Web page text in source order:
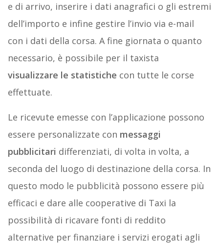
e di arrivo, inserire i dati anagrafici o gli estremi
dell’importo e infine gestire l’invio via e-mail
con i dati della corsa. A fine giornata o quanto
necessario, è possibile per il taxista
visualizzare le statistiche con tutte le corse
effettuate.
Le ricevute emesse con l’applicazione possono
essere personalizzate con messaggi
pubblicitari differenziati, di volta in volta, a
seconda del luogo di destinazione della corsa. In
questo modo le pubblicità possono essere più
efficaci e dare alle cooperative di Taxi la
possibilità di ricavare fonti di reddito
alternative per finanziare i servizi erogati agli